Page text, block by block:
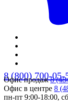
8 (800) 700-05-
Офис продаж8
Офис в центре 8
пн-пт 9:00-18:00,